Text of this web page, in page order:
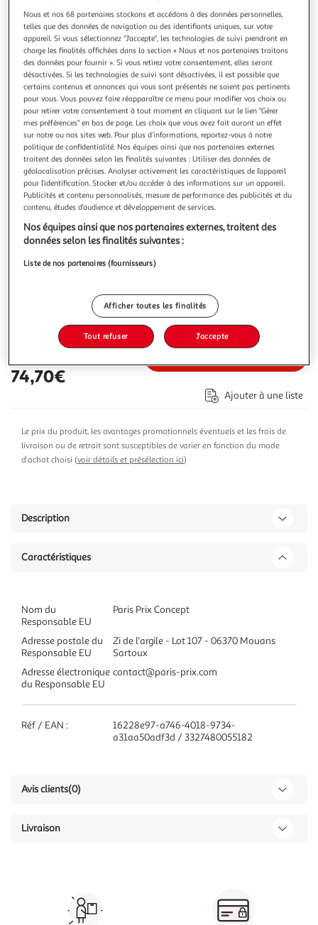
précédentesuivante
Nouveauté
PARIS PRIX
Suspension en métal design vénus 34cm gris
Informations Techniques : Dimensions : L. 34 x l. 34 x H. 34
cm Matières : Métal Spécificités : Tendance & Déco
Suspension design Fonctionne avec 4 Ampoules (non
fournies) Douille E14 Nombre de colis : 1 Poids : 2,1 kg
Couleur : Argent
En savoir +
Vendu parMultishop
Livraison dès 7/8 jours
4,99€
Plus d'options
Vendu parMultishop
Plus d'options
Vendu parParis Prix 81,99€ 103,99€
74,70€
Ajouter à une liste
Le prix du produit, les avantages promotionnels éventuels et les frais de
livraison ou de retrait sont susceptibles de varier en fonction du mode
d'achat choisi (voir détails et présélection ici)
Description
Caractéristiques
Nom du
Responsable EU
Paris Prix Concept
Adresse postale du
Responsable EU
Zi de l'argile - Lot 107 - 06370 Mouans
Sartoux
Adresse électronique
du Responsable EU
contact@paris-prix.com
Réf / EAN :
16228e97-a746-4018-9734-
a31aa50adf3d / 3327480055182
Avis clients(0)
Livraison
Nous et nos 68 partenaires stockons et accédons à des données personnelles,
telles que des données de navigation ou des identifiants uniques, sur votre
appareil. Si vous sélectionnez "J'accepte", les technologies de suivi prendront en
charge les finalités affichées dans la section « Nous et nos partenaires traitons
des données pour fournir ». Si vous retirez votre consentement, elles seront
désactivées. Si les technologies de suivi sont désactivées, il est possible que
certains contenus et annonces qui vous sont présentés ne soient pas pertinents
pour vous. Vous pouvez faire réapparaître ce menu pour modifier vos choix ou
pour retirer votre consentement à tout moment en cliquant sur le lien "Gérer
mes préférences" en bas de page. Les choix que vous avez fait auront un effet
sur notre ou nos sites web. Pour plus d’informations, reportez-vous à notre
politique de confidentialité. Nos équipes ainsi que nos partenaires externes
traitent des données selon les finalités suivantes : Utiliser des données de
géolocalisation précises. Analyser activement les caractéristiques de l’appareil
pour l’identification. Stocker et/ou accéder à des informations sur un appareil.
Publicités et contenu personnalisés, mesure de performance des publicités et du
contenu, études d’audience et développement de services.
Nos équipes ainsi que nos partenaires externes, traitent des
données selon les finalités suivantes :
Liste de nos partenaires (fournisseurs)
Afficher toutes les finalités
Tout refuser J'accepte